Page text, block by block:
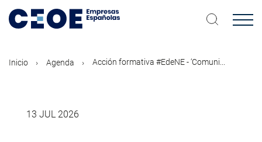
contenido
Inicio Agenda Acción formativa #EdeNE - ‘Comuni...
13 JUL 2026